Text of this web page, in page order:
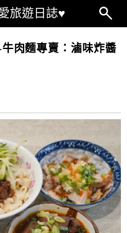
旅遊日誌♥
肉麵專賣：滷味炸醬